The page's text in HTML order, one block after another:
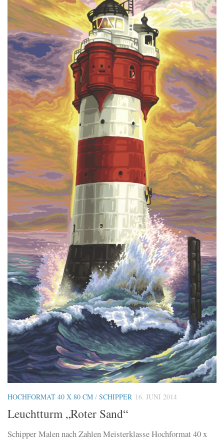
HOCHFORMAT 40 X 80 CM / SCHIPPER 16. JUNI 2014
Leuchtturm „Roter Sand“
Schipper Malen nach Zahlen Meisterklasse Hochformat 40 x